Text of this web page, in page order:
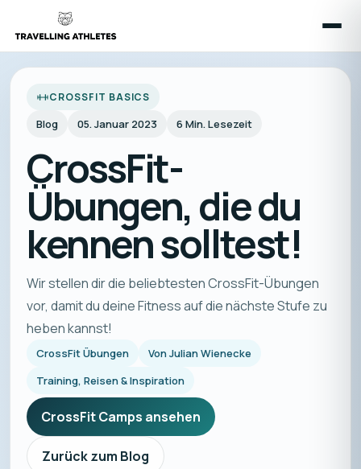
CROSSFIT BASICS
Blog 05. Januar 2023 6 Min. Lesezeit
CrossFit-
Übungen, die du
kennen solltest!
Wir stellen dir die beliebtesten CrossFit-Übungen
vor, damit du deine Fitness auf die nächste Stufe zu
heben kannst!
CrossFit Übungen VonJulian Wienecke
Training, Reisen & Inspiration
CrossFit Camps ansehen
Zurück zum Blog